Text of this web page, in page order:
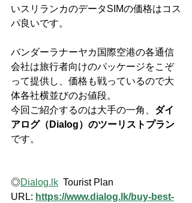
いスリランカのデータSIMの価格はコス
パ良いです。
バンダーラナーヤカ国際空港の各通信
会社は旅行者向けのパッケージをこぞ
って提供し、価格も戦っているので大
体各社横並びのお値段。
今回ご紹介するのは大手の一角、 ダイ
アログ（Dialog）のツーリストプラン
です。
◎Dialog.lk
  Tourist Plan
URL: https://www.dialog.lk/buy-best-